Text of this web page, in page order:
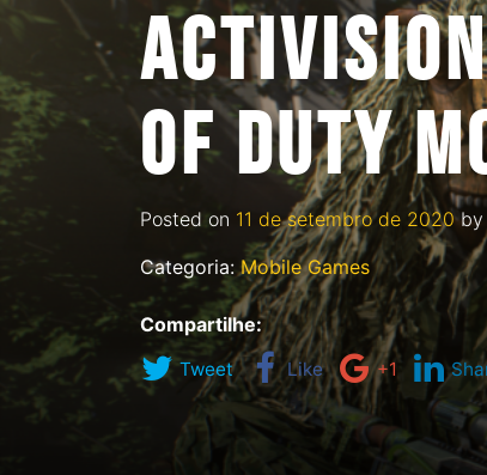
OF DUTY
Posted on 11 de setembro de 2020by
Categoria:Mobile Games
Compartilhe:
Tweet Like +1